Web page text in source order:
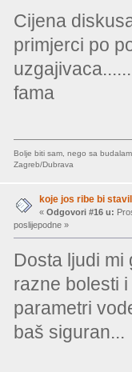
Cijena
primjerci po
fama
Bolje biti sam, nego sa
Zagreb/Dubrava
koje jos ribe bi
« Odgovori #16 u:
poslijepodne »
Dosta ljudi
razne bolesti
parametri
baš siguran...